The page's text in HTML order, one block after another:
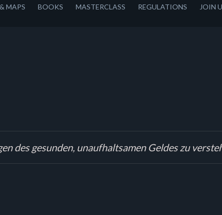
MAPS BOOKS MASTERCLASS REGULATIONS JOIN
des gesunden, unaufhaltsamen Geldes zu